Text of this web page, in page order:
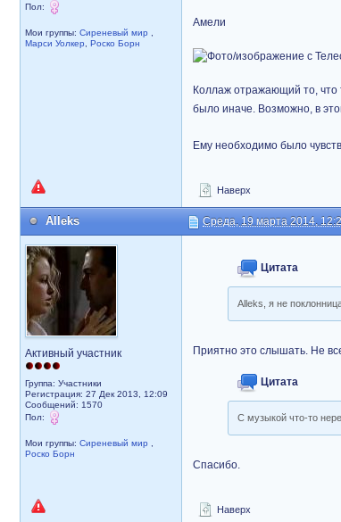
Пол:
Мои группы: Сиреневый мир
Марси Уолкер
Роско Борн
Амели
Коллаж отражающий то, что
было иначе. Возможно, в
Ему необходимо было
Наверх
Alleks Среда, 19 марта 2014,
Активный участник
Группа: Участники
Регистрация: 27 Дек 2013, 12:09
Сообщений: 1570
Пол:
Мои группы: Сиреневый мир
Роско Борн
Цитата
Alleks, я не
Приятно это слышать. Не
Цитата
С музыкой что-то
Спасибо.
Наверх